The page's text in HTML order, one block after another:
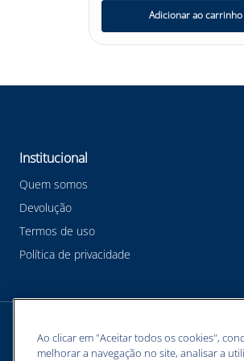
Adicionar ao carrinho
Institucional
Quem somos
Devolução
Termos de uso
Política de privacidade
Meios de pagamentos
Ao clicar em "Aceitar todos os cookies",
melhorar a navegação no site, analisar a